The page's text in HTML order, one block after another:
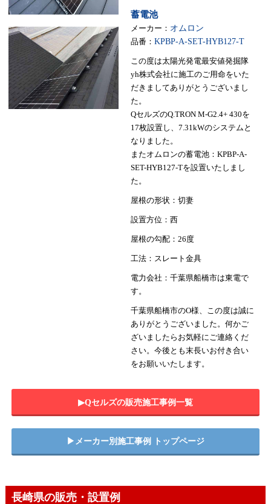
蓄電池
メーカー： オムロン
品番： KPBP-A-SET-HYB127-T
この度は太陽光発電最安値発掘隊
yh株式会社に施工のご用命をいた
だきましてありがとうございまし
た。
QセルズのQ.TRON M-G2.4+ 430を
17枚設置し、7.31kWのシステムと
なりました。
またオムロンの蓄電池：KPBP-A-
SET-HYB127-Tを設置いたしまし
た。
屋根の形状：切妻
設置方位：西
屋根の勾配：26度
工法：スレート金具
電力会社：千葉県船橋市は東電で
す。
千葉県船橋市のO様、この度は誠に
ありがとうございました。何かご
ざいましたらお気軽にご連絡くだ
さい。今後とも末長いお付き合い
をお願いいたします。
▶︎Qセルズの販売施工事例一覧
▶︎メーカー別施工事例 トップページ
長崎県の販売・設置例